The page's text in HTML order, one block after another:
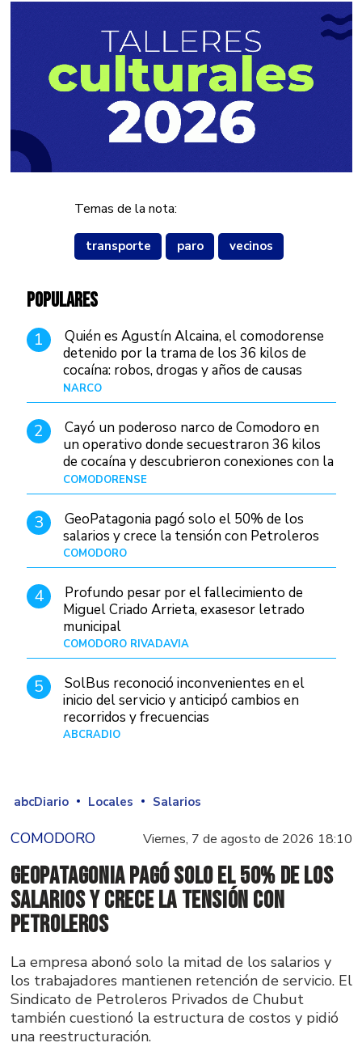
Temas de la nota:
transporte paro vecinos
POPULARES
1
Quién es Agustín Alcaina, el comodorense
detenido por la trama de los 36 kilos de
cocaína: robos, drogas y años de causas
judiciales
NARCO
2
Cayó un poderoso narco de Comodoro en
un operativo donde secuestraron 36 kilos
de cocaína y descubrieron conexiones con la
Patagonia
COMODORENSE
3
GeoPatagonia pagó solo el 50% de los
salarios y crece la tensión con Petroleros
COMODORO
4
Profundo pesar por el fallecimiento de
Miguel Criado Arrieta, exasesor letrado
municipal
COMODORO RIVADAVIA
5
SolBus reconoció inconvenientes en el
inicio del servicio y anticipó cambios en
recorridos y frecuencias
ABCRADIO
abcDiario Locales Salarios
COMODORO Viernes, 7 de agosto de 2026 18:10
GeoPatagonia pagó solo el 50% de los
salarios y crece la tensión con
Petroleros
La empresa abonó solo la mitad de los salarios y
los trabajadores mantienen retención de servicio. El
Sindicato de Petroleros Privados de Chubut
también cuestionó la estructura de costos y pidió
una reestructuración.